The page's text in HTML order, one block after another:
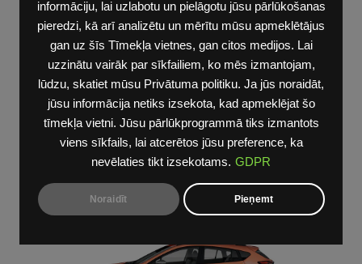
informāciju, lai uzlabotu un pielāgotu jūsu pārlūkošanas
pieredzi, kā arī analizētu un mērītu mūsu apmeklētājus
gan uz šīs Tīmekļa vietnes, gan citos medijos. Lai
uzzinātu vairāk par sīkfailiem, ko mēs izmantojam,
lūdzu, skatiet mūsu Privātuma politiku. Ja jūs noraidāt,
jūsu informācija netiks izsekota, kad apmeklējat šo
tīmekļa vietni. Jūsu pārlūkprogrammā tiks izmantots
viens sīkfails, lai atcerētos jūsu preference, ka
nevēlaties tikt izsekotams. GDPR
Noraidīt Pieņemt
Vairak